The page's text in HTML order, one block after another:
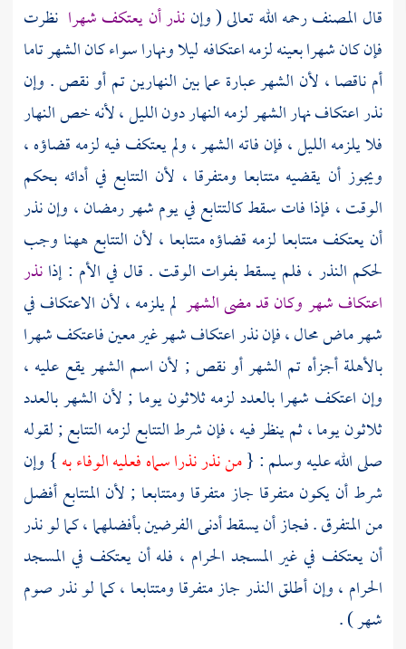
قال المصنفرحمه الله تعالى ( وإننذر أن يعتكف شهرا نظرت
فإن كان شهرا بعينه لزمه اعتكافه ليلا ونهارا سواء كان الشهر تاما
أم ناقصا ، لأن الشهر عبارة عما بين النهارين تم أو نقص . وإن
نذر اعتكاف نهار الشهر لزمه النهار دون الليل ، لأنه خص النهار
فلا يلزمه الليل ، فإن فاته الشهر ، ولم يعتكف فيه لزمه قضاؤه ،
ويجوز أن يقضيه متتابعا ومتفرقا ، لأن التتابع في أدائه بحكم
الوقت ، فإذا فات سقط كالتتابع في يوم شهر رمضان ، وإن نذر
أن يعتكف متتابعا لزمه قضاؤه متتابعا ، لأن التتابع ههنا وجب
لحكم النذر ، فلم يسقط بفوات الوقت . قال في الأم : إذانذر
اعتكاف شهر وكان قد مضى الشهر لم يلزمه ، لأن الاعتكاف في
شهر ماض محال ، فإن نذر اعتكاف شهر غير معين فاعتكف شهرا
بالأهلة أجزأه تم الشهر أو نقص ; لأن اسم الشهر يقع عليه ،
وإن اعتكف شهرا بالعدد لزمه ثلاثون يوما ; لأن الشهر بالعدد
ثلاثون يوما ، ثم ينظر فيه ، فإن شرط التتابع لزمه التتابع ; لقوله
صلى الله عليه وسلم : {من نذر نذرا سماه فعليه الوفاء به} وإن
شرط أن يكون متفرقا جاز متفرقا ومتتابعا ; لأن المتتابع أفضل
من المتفرق . فجاز أن يسقط أدنى الفرضين بأفضلهما ، كما لو نذر
أن يعتكف في غيرالمسجد الحرام ، فله أن يعتكف في المسجد
الحرام ، وإن أطلق النذر جاز متفرقا ومتتابعا ، كما لو نذر صوم
شهر ) .